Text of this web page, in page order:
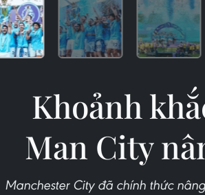
Khoảnh
Man City
Manchester City đã chính thức